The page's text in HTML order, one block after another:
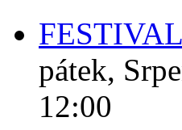
pátek,
12:00